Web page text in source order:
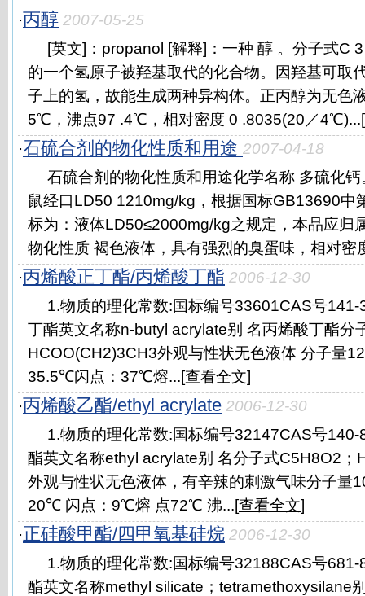
·丙醇 2007-05-25
[英文]：propanol [解释]：一种 醇 。分子式C
的一个氢原子被羟基取代的化合物。因羟基可取
子上的氢，故能生成两种异构体。正丙醇为无色
5℃，沸点97 .4℃，相对密度 0 .8035(20／4℃)...[
·石硫合剂的物化性质和用途 2007-04-18
石硫合剂的物化性质和用途化学名称 多硫
鼠经口LD50 1210mg/kg，根据国标GB13690中
标为：液体LD50≤2000mg/kg之规定，本品
物化性质 褐色液体，具有强烈的臭蛋味，相对密
·丙烯酸正丁酯/丙烯酸丁酯 2006-12-30
1.物质的理化常数:国标编号33601CAS号
丁酯英文名称n-butyl acrylate别 名丙烯酸丁酯分
HCOO(CH2)3CH3外观与性状无色液体 分子量
35.5℃闪点：37℃熔...[查看全文]
·丙烯酸乙酯/ethyl acrylate 2006-12-30
1.物质的理化常数:国标编号32147CAS号
酯英文名称ethyl acrylate别 名分子式C5H8O2；
外观与性状无色液体，有辛辣的刺激气味分子量
20℃ 闪点：9℃熔 点72℃ 沸...[查看全文]
·正硅酸甲酯/四甲氧基硅烷 2006-12-30
1.物质的理化常数:国标编号32188CAS号
酯英文名称methyl silicate；tetramethoxysilane